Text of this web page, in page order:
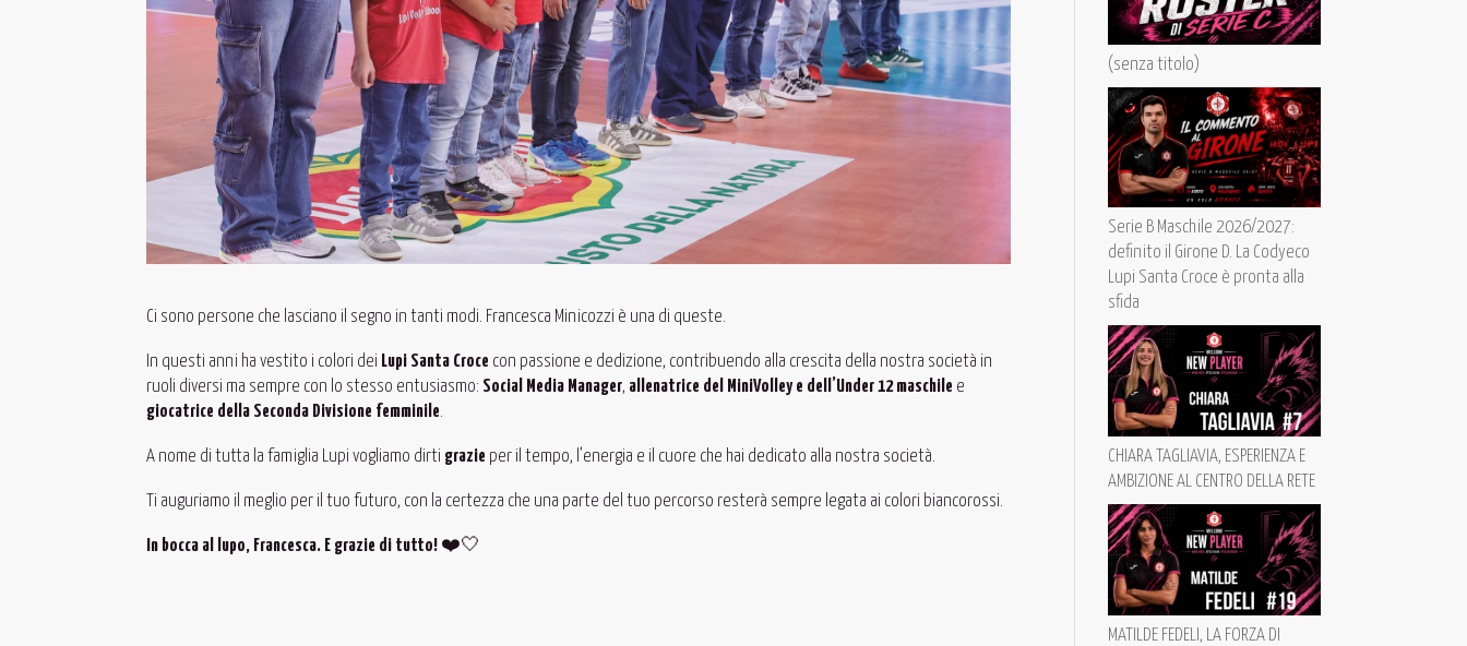
Ci sono persone che lasciano il segno in tanti modi. Francesca Minicozzi è una di queste.
In questi anni ha vestito i colori dei Lupi Santa Croce con passione e dedizione, contribuendo alla crescita della nostra società in
ruoli diversi ma sempre con lo stesso entusiasmo: Social Media Manager, allenatrice del MiniVolley e dell’Under 12 maschile e
giocatrice della Seconda Divisione femminile.
A nome di tutta la famiglia Lupi vogliamo dirti grazie per il tempo, l’energia e il cuore che hai dedicato alla nostra società.
Ti auguriamo il meglio per il tuo futuro, con la certezza che una parte del tuo percorso resterà sempre legata ai colori biancorossi.
In bocca al lupo, Francesca. E grazie di tutto! ❤️🤍
(senza titolo)
Serie B Maschile 2026/2027:
definito il Girone D. La Codyeco
Lupi Santa Croce è pronta alla
sfida
CHIARA TAGLIAVIA, ESPERIENZA E
AMBIZIONE AL CENTRO DELLA RETE
MATILDE FEDELI, LA FORZA DI